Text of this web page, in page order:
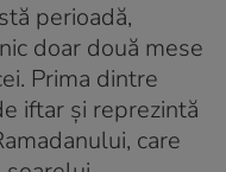
perioadă,
doar două mese
Prima dintre
iftar și reprezintă
care